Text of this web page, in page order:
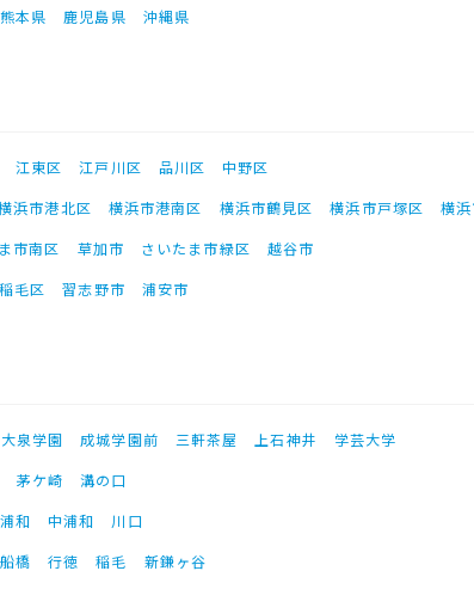
熊本県 鹿児島県 沖縄県
江東区 江戸川区 品川区
中野区
浜市港北区 横浜市港南区 横浜市鶴見区 横浜市戸塚区
横
市南区 草加市 さいたま市緑区
越谷市
毛区 習志野市 浦安市
大泉学園 成城学園前 三軒茶屋 上石神井
学芸大学
茅ケ崎
溝の口
和 中浦和
川口
船橋 行徳 稲毛 新鎌ヶ谷